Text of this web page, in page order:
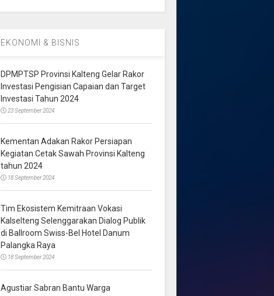
EKONOMI & BISNIS
DPMPTSP Provinsi Kalteng Gelar Rakor
Investasi Pengisian Capaian dan Target
Investasi Tahun 2024
23 September 2024
Kementan Adakan Rakor Persiapan
Kegiatan Cetak Sawah Provinsi Kalteng
tahun 2024
18 September 2024
Tim Ekosistem Kemitraan Vokasi
Kalselteng Selenggarakan Dialog Publik
di Ballroom Swiss-Bel Hotel Danum
Palangka Raya
18 September 2024
Agustiar Sabran Bantu Warga